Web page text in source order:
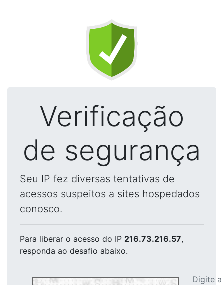
Verificação
de segurança
Seu IP fez diversas tentativas de
acessos suspeitos a sites hospedados
conosco.
Para liberar o acesso do IP 216.73.216.57,
responda ao desafio abaixo.
Digite